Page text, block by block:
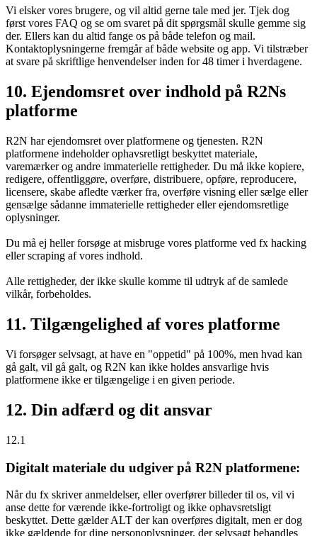
Vi elsker vores brugere, og vil altid gerne tale med jer. Tjek dog
først vores FAQ og se om svaret på dit spørgsmål skulle gemme sig
der. Ellers kan du altid fange os på både telefon og mail.
Kontaktoplysningerne fremgår af både website og app. Vi tilstræber
at svare på skriftlige henvendelser inden for 48 timer i hverdagene.
10. Ejendomsret over indhold på R2Ns
platforme
R2N har ejendomsret over platformene og tjenesten. R2N
platformene indeholder ophavsretligt beskyttet materiale,
varemærker og andre immaterielle rettigheder. Du må ikke kopiere,
redigere, offentliggøre, overføre, distribuere, opføre, reproducere,
licensere, skabe afledte værker fra, overføre visning eller sælge eller
gensælge sådanne immaterielle rettigheder eller ejendomsretlige
oplysninger.
Du må ej heller forsøge at misbruge vores platforme ved fx hacking
eller scraping af vores indhold.
Alle rettigheder, der ikke skulle komme til udtryk af de samlede
vilkår, forbeholdes.
11. Tilgængelighed af vores platforme
Vi forsøger selvsagt, at have en "oppetid" på 100%, men hvad kan
gå galt, vil gå galt, og R2N kan ikke holdes ansvarlige hvis
platformene ikke er tilgængelige i en given periode.
12. Din adfærd og dit ansvar
12.1
Digitalt materiale du udgiver på R2N platformene:
Når du fx skriver anmeldelser, eller overfører billeder til os, vil vi
anse dette for værende ikke-fortroligt og ikke ophavsretsligt
beskyttet. Dette gælder ALT der kan overføres digitalt, men er dog
ikke gældende for dine personoplysninger, der selvsagt behandles